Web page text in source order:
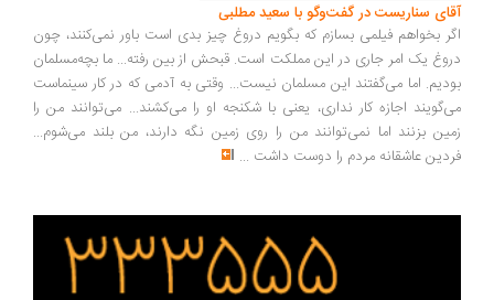
آقای سناریست در گفت‌وگو با سعید مطلبی
اگر بخواهم فیلمی بسازم که بگویم دروغ چیز بدی است باور نمی‌کنند، چون
دروغ یک امر جاری در این مملکت است. قبحش از بین رفته... ما بچه‌مسلمان
بودیم. اما می‌گفتند این مسلمان نیست... وقتی به آدمی که در کار سینماست
می‌گویند اجازه کار نداری، یعنی با شکنجه او را می‌کشند... می‌توانند من را
زمین بزنند اما نمی‌توانند من را روی زمین نگه دارند، من بلند می‌شوم...
فردین عاشقانه مردم را دوست داشت ...